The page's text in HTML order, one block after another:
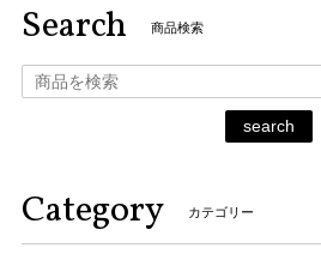
Search 商品検索
search
Category カテゴリー